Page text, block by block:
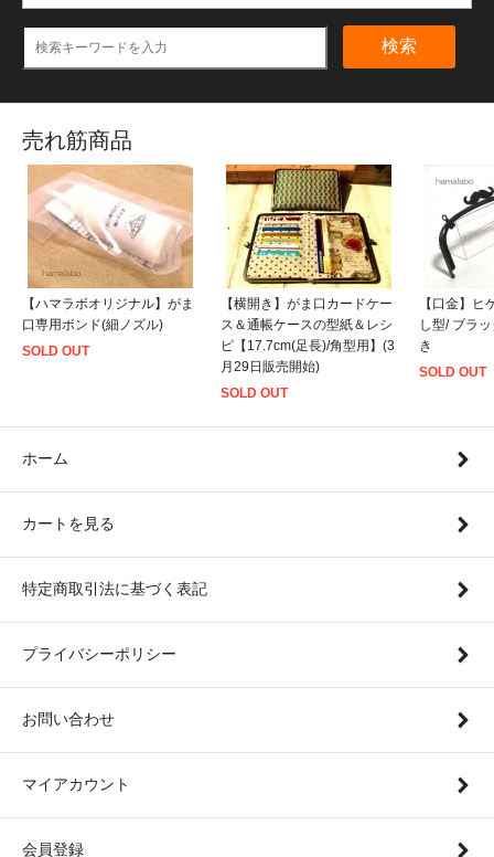
検索
売れ筋商品
【ハマラボオリジナル】がま
口専用ボンド(細ノズル)
SOLD OUT
【横開き】がま口カードケー
ス＆通帳ケースの型紙＆レシ
ピ【17.7cm(足長)/角型用】(3
月29日販売開始)
SOLD OUT
【口金】ヒ
し型/ ブラ
き
SOLD OUT
ホーム
カートを見る
特定商取引法に基づく表記
プライバシーポリシー
お問い合わせ
マイアカウント
会員登録